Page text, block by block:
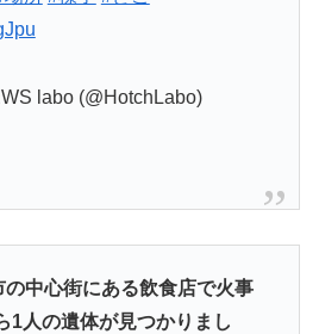
labo (@HotchLabo)
中心街にある飲食店で火事
1人の遺体が見つかりまし